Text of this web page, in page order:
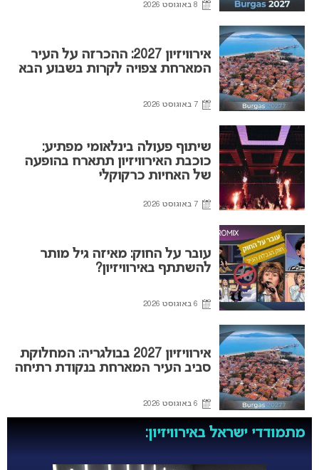
8 באוגוסט 2026
אירוויזיון 2027: ההכרזה על העיר
המארחת צפויה לקרות בשבוע הבא
7 באוגוסט 2026
שיתוף פעולה בינלאומי מפתיע:
כוכבת האירוויזיון תתארח בהופעה
של האחיות כרקוקלי
7 באוגוסט 2026
עובר על החוק: מאיזה גיל מותר
להשתתף באירוויזיון?
6 באוגוסט 2026
אירוויזיון 2027 בבולגריה: המחלוקת
סביב העיר המארחת בנקודת רתיחה
6 באוגוסט 2026
מתמודדי ישראל באירוויזיון: